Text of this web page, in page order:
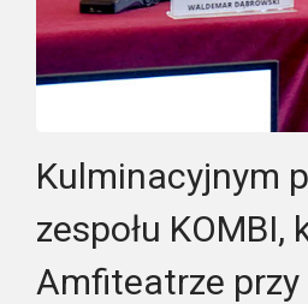
Kulminacyjnym
zespołu
Amfiteatrze przy